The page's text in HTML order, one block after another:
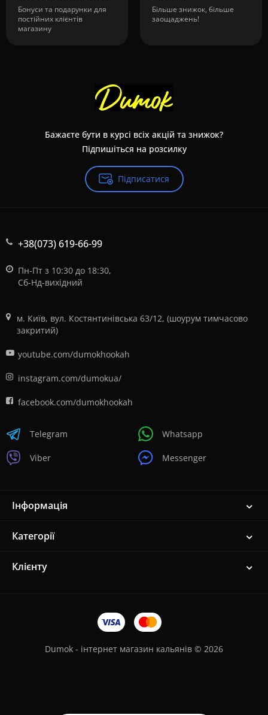
Бонуси та подарунки для
постійних клієнтів
магазину
Більше знижок, більше
заощаджень!
Бажаєте бути в курсі всіх акцій та знижок?
Підпишіться на розсилку
Підписатися
+38(073) 619-66-99
Пн-Пт з 10:30 до 18:30,
Сб-Нд-вихідний
м. Київ, вул. Костянтинівська 63/12, (шоурум тимчасово
закритий)
youtube.com/dumokhookah
instagram.com/dumokua/
facebook.com/dumokhookah
Telegram
Viber
Whatsapp
Messenger
Інформація
Категорії
Клієнту
Dumok - інтернет магазин кальянів © 2026